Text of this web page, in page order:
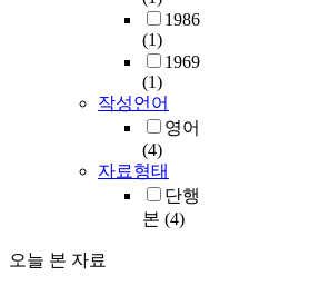
1986
(1)
1969
(1)
작성언어
영어
(4)
자료형태
단행
본 (4)
오늘 본 자료